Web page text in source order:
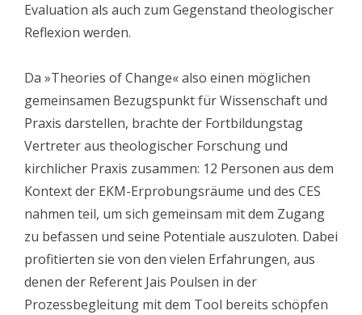
Evaluation als auch zum Gegenstand theologischer
Reflexion werden.
Da »Theories of Change« also einen möglichen
gemeinsamen Bezugspunkt für Wissenschaft und
Praxis darstellen, brachte der Fortbildungstag
Vertreter aus theologischer Forschung und
kirchlicher Praxis zusammen: 12 Personen aus dem
Kontext der EKM-Erprobungsräume und des CES
nahmen teil, um sich gemeinsam mit dem Zugang
zu befassen und seine Potentiale auszuloten. Dabei
profitierten sie von den vielen Erfahrungen, aus
denen der Referent Jais Poulsen in der
Prozessbegleitung mit dem Tool bereits schöpfen